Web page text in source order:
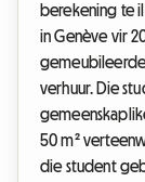
berekening te
in Genève vir
gemeubileerde
verhuur. Die
50 m²
die student